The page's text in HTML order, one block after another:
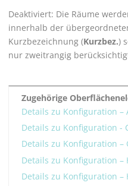
Deaktiviert: Die Räume
innerhalb der
Kurzbezeichnung (Kurzbez.)
nur zweitrangig
Zugehörige
Details zu Konfiguration –
Details zu Konfiguration -
Details zu Konfiguration –
Details zu Konfiguration –
Details zu Konfiguration –